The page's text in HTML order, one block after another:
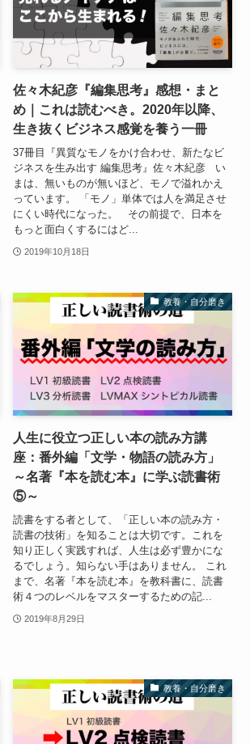
佐々木紀彦『編集思考』感想・まと
め｜これは読むべき。2020年以降、
生き抜くビジネス感覚を養う一冊
37冊目『異質なモノをかけ合わせ、新たなビ
ジネスを生み出す 編集思考』佐々木紀彦 い
まは、無いものが無いほど、モノで溢れかえ
っています。 「モノ」単体では人を満足させ
にくい時代になった。 その前提で、日本を
もっと面白くするにはど...
2019年10月18日
教養・自分磨き
人生に役立つ正しい本の読み方講
座：番外編「文学・物語の読み方」
～名著『本を読む本』に学ぶ読書術
⑤～
読書をする者として、「正しい本の読み方・
読書の技術」を知ることは大切です。これを
知り正しく実践すれば、人生は必ず豊かにな
るでしょう。知らない手はありません。 これ
まで、名著『本を読む本』を教科書に、読書
術４つのレベルをマスターするための記...
2019年8月29日
教養・自分磨き